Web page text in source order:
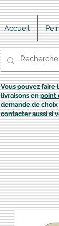
Accueil
Vous pouvez faire
livraisons enpoint
demande de
contacter aussi si